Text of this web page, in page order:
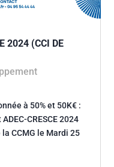
2024 (CCI DE
à 50% et 50K€ :
CRESCE 2024
CCMG le Mardi 25